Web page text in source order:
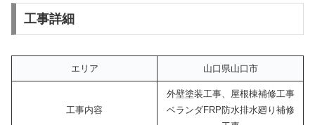
工事詳細
エリア 山口県山口市
工事内容
外壁塗装工事、屋根棟補修工事
ベランダFRP防水排水廻り補修